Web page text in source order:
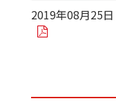
2019年08月25日